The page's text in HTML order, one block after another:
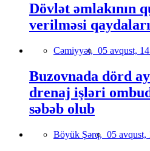
Dövlət əmlakının
verilməsi
Cəmiyyət, 05 avqust,
Buzovnada dörd
drenaj işləri
səbəb olub
Böyük Şərq, 05 avqust,